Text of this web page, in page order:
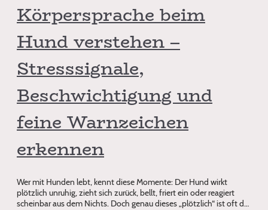
Körpersprache beim
Hund verstehen –
Stresssignale,
Beschwichtigung und
feine Warnzeichen
erkennen
Wer mit Hunden lebt, kennt diese Momente: Der Hund wirkt
plötzlich unruhig, zieht sich zurück, bellt, friert ein oder reagiert
scheinbar aus dem Nichts. Doch genau dieses „plötzlich“ ist oft der